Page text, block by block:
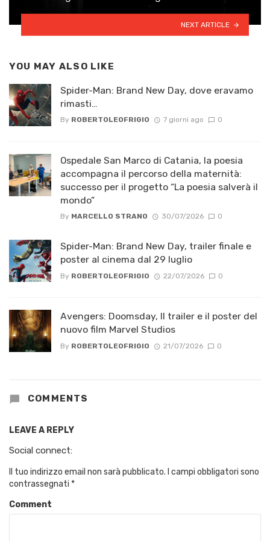
NEXT ARTICLE
YOU MAY ALSO LIKE
Spider-Man: Brand New Day, dove eravamo
rimasti…
By ROBERTOLEOFRIGIO 7 giorni ago 0
Ospedale San Marco di Catania, la poesia
accompagna il percorso della maternità:
successo per il progetto “La poesia salverà il
mondo”
By MARCELLO STRANO 30/07/2026 0
Spider-Man: Brand New Day, trailer finale e
poster al cinema dal 29 luglio
By ROBERTOLEOFRIGIO 22/07/2026 0
Avengers: Doomsday, Il trailer e il poster del
nuovo film Marvel Studios
By ROBERTOLEOFRIGIO 21/07/2026 0
COMMENTS
LEAVE A REPLY
Social connect:
Il tuo indirizzo email non sarà pubblicato. I campi obbligatori sono
contrassegnati *
Comment